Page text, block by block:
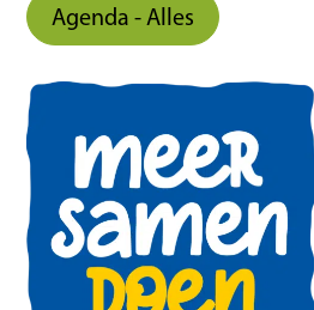
Agenda - Alles